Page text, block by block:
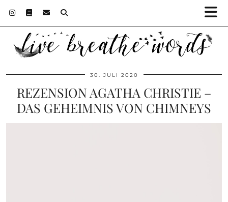
30. JULI 2020
REZENSION AGATHA CHRISTIE –
DAS GEHEIMNIS VON CHIMNEYS